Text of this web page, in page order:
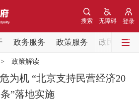
登录
无障碍
搜索
政务服务 政策服务 政民互动
国务院信息
会议信息
政策解读
为机 “北京支持民营经济20
条”落地实施